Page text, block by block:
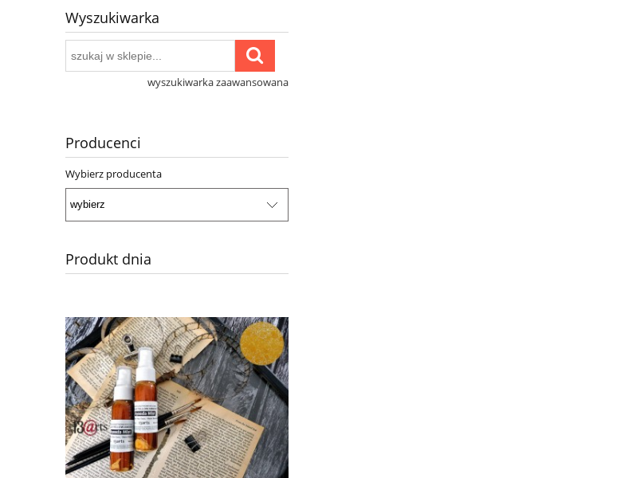
Wyszukiwarka
wyszukiwarka zaawansowana
Producenci
Wybierz producenta
Produkt dnia